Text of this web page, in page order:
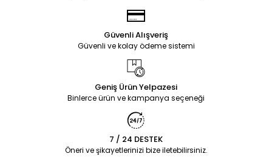
Güvenli Alışveriş
Güvenli ve kolay ödeme sistemi
Geniş Ürün Yelpazesi
Binlerce ürün ve kampanya seçeneği
7 / 24 DESTEK
Öneri ve şikayetlerinizi bize iletebilirsiniz.